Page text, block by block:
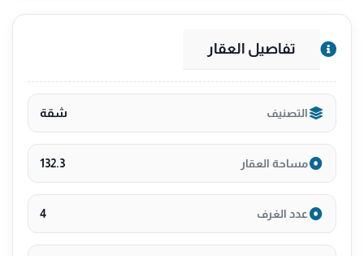
موقع قريب جدًا من كل الخدمات، يسهل عليك الوصول
لأي مكان بسرعة.
ضمانات شاملة:
25 سنوات ضد العيوب الخفية.
25 سنة على الكهرباء.
15 سنة على السباكة.
ضمان العزل المائي والحراري.
🔑 السعر 750 ألف أفراغ فوري تقبل الكاش والبنك
المساحة 136 م
تفاصيل العقار
التصنيف شقة
مساحة العقار 132.3
عدد الغرف 4